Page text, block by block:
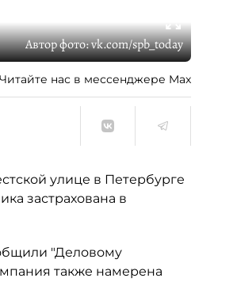
Автор фото:vk.com/spb_today
Читайте нас в мессенджере Max
улице в Петербурге
застрахована в
"Деловому
также намерена